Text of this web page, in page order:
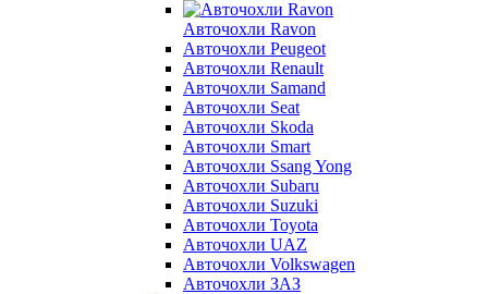
Авточохли Ravon
Авточохли Peugeot
Авточохли Renault
Авточохли Samand
Авточохли Seat
Авточохли Skoda
Авточохли Smart
Авточохли Ssang Yong
Авточохли Subaru
Авточохли Suzuki
Авточохли Toyota
Авточохли UAZ
Авточохли Volkswagen
Авточохли ЗАЗ